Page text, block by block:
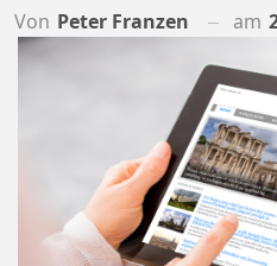
Von Peter Franzen am